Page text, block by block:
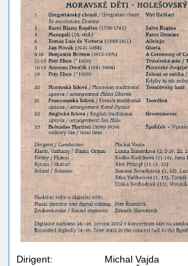
Dirigent: